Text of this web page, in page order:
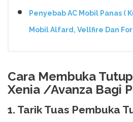
Penyebab AC Mobil Panas (
Mobil Alfard, Vellfire Dan
Cara Membuka
Xenia /Avanza Bagi
1. Tarik Tuas Pembuka